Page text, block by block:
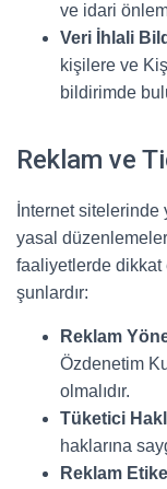
ve idari
Veri İhlali
kişilere ve
bildirimde
Reklam ve
İnternet
yasal
faaliyetlerde dikkat
şunlardır:
Reklam
Özdenetim
olmalıdır.
Tüketici
haklarına
Reklam